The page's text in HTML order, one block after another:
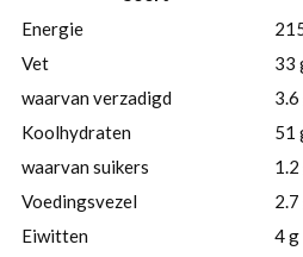
Energie
Vet
33
waarvan verzadigd
3.6
Koolhydraten
51
waarvan suikers
1.2
Voedingsvezel
2.7
Eiwitten
4 g